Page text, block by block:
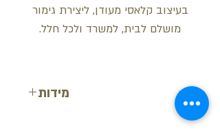
בעיצוב קלאסי מעודן, ליצירת גימור
מושלם לבית, למשרד ולכל חלל.
מידות